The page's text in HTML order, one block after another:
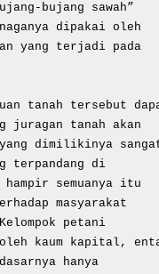
bujang sawah”
dipakai oleh
yang terjadi pada
tanah tersebut
juragan tanah akan
yang dimilikinya
terpandang di
semuanya itu
masyarakat
petani
kaum kapital,
hanya